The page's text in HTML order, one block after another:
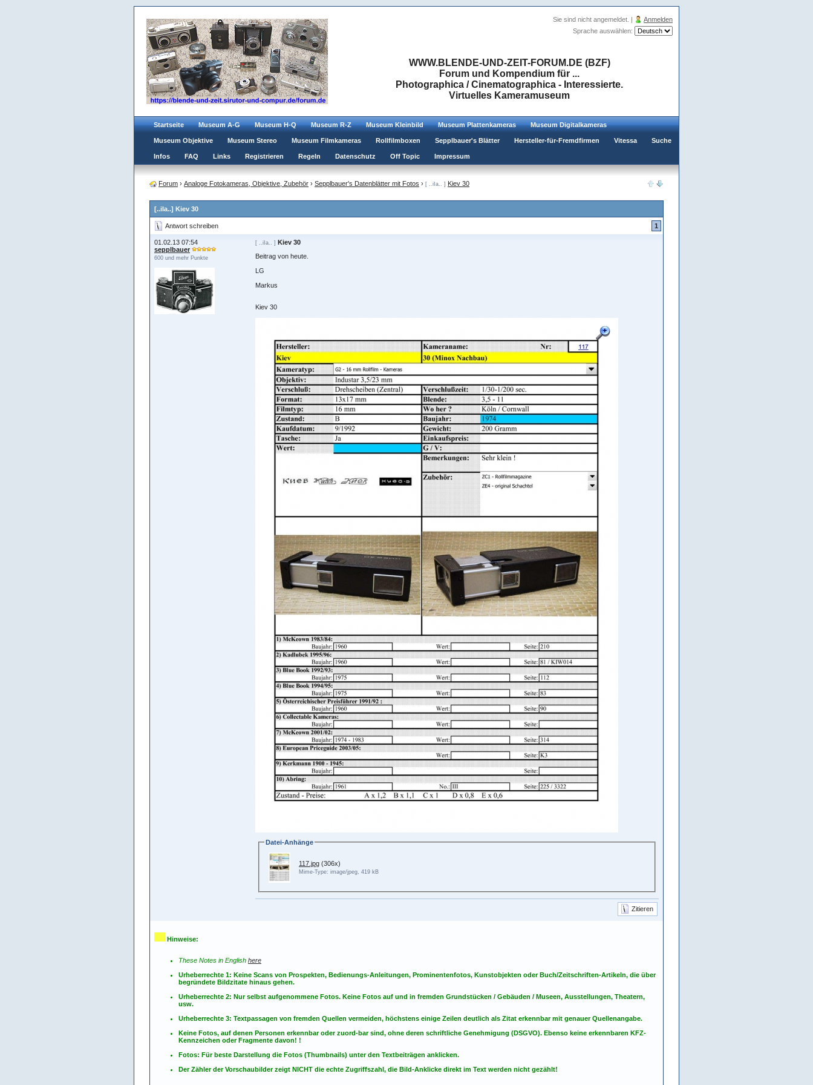
Sie sind nicht angemeldet. |
Anmelden
Sprache auswählen:
WWW.BLENDE-UND-ZEIT-FORUM.DE (BZF)
Forum und Kompendium für ...
Photographica / Cinematographica - Interessierte.
Virtuelles Kameramuseum
Startseite Museum A-G Museum H-Q Museum R-Z Museum Kleinbild Museum Plattenkameras Museum Digitalkameras
Museum Objektive Museum Stereo Museum Filmkameras Rollfilmboxen Sepplbauer's Blätter Hersteller-für-Fremdfirmen Vitessa Suche
Infos FAQ Links Registrieren Regeln Datenschutz Off Topic Impressum
Forum › Analoge Fotokameras, Objektive, Zubehör › Sepplbauer's Datenblätter mit Fotos › [ ..iIa.. ] Kiev 30
[..iIa..] Kiev 30
Antwort schreiben 1
01.02.13 07:54
sepplbauer
600 und mehr Punkte
[ ..iIa.. ] Kiev 30
Beitrag von heute.
LG
Markus
Kiev 30
Datei-Anhänge
117.jpg (306x)
Mime-Type: image/jpeg, 419 kB
Zitieren
Hinweise:
These Notes in English here
Urheberrechte 1: Keine Scans von Prospekten, Bedienungs-Anleitungen, Prominentenfotos, Kunstobjekten oder Buch/Zeitschriften-Artikeln, die über
begründete Bildzitate hinaus gehen.
Urheberrechte 2: Nur selbst aufgenommene Fotos. Keine Fotos auf und in fremden Grundstücken / Gebäuden / Museen, Ausstellungen, Theatern,
usw.
Urheberrechte 3: Textpassagen von fremden Quellen vermeiden, höchstens einige Zeilen deutlich als Zitat erkennbar mit genauer Quellenangabe.
Keine Fotos, auf denen Personen erkennbar oder zuord-bar sind, ohne deren schriftliche Genehmigung (DSGVO). Ebenso keine erkennbaren KFZ-
Kennzeichen oder Fragmente davon! !
Fotos: Für beste Darstellung die Fotos (Thumbnails) unter den Textbeiträgen anklicken.
Der Zähler der Vorschaubilder zeigt NICHT die echte Zugriffszahl, die Bild-Anklicke direkt im Text werden nicht gezählt!